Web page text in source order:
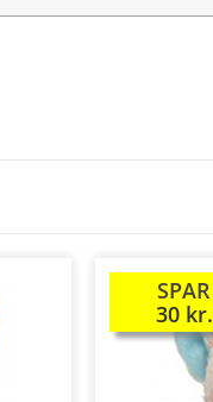
SPAR
30 kr.
TILBUD!